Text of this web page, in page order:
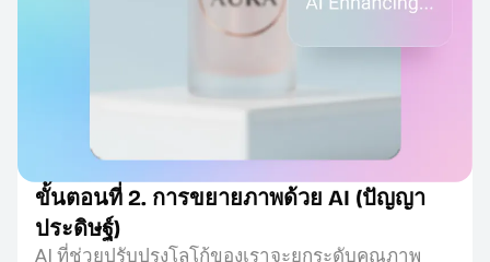
ขั้นตอนที่ 2. การขยายภาพด้วย AI (ปัญญา
ประดิษฐ์)
AI ที่ช่วยปรับปรุงโลโก้ของเราจะยกระดับคุณภาพ